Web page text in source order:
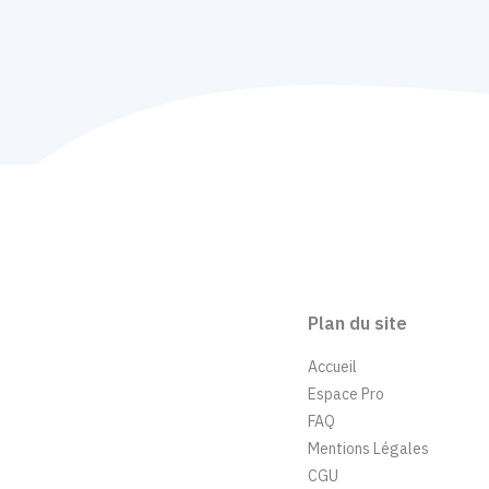
Plan du site
Accueil
Espace Pro
FAQ
Mentions Légales
CGU